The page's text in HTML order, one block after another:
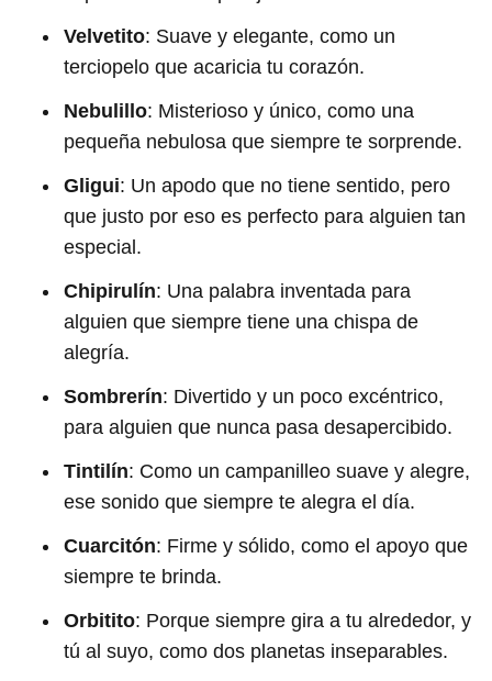
Velvetito: Suave y elegante, como un
terciopelo que acaricia tu corazón.
Nebulillo: Misterioso y único, como una
pequeña nebulosa que siempre te sorprende.
Gligui: Un apodo que no tiene sentido, pero
que justo por eso es perfecto para alguien tan
especial.
Chipirulín: Una palabra inventada para
alguien que siempre tiene una chispa de
alegría.
Sombrerín: Divertido y un poco excéntrico,
para alguien que nunca pasa desapercibido.
Tintilín: Como un campanilleo suave y alegre,
ese sonido que siempre te alegra el día.
Cuarcitón: Firme y sólido, como el apoyo que
siempre te brinda.
Orbitito: Porque siempre gira a tu alrededor, y
tú al suyo, como dos planetas inseparables.